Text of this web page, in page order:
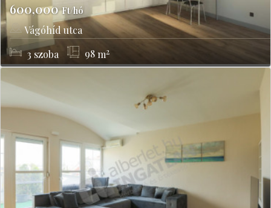
600,000Ft/hó
Vágóhíd utca
Budapest, IX kerület
3 szoba 98m2